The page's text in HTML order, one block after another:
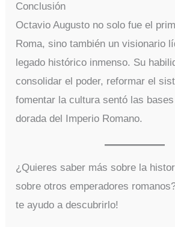
Conclusión
Octavio Augusto no solo fue el
Roma, sino también un visionario
legado histórico inmenso. Su
consolidar el poder, reformar el
fomentar la cultura sentó las
dorada del Imperio Romano.
¿Quieres saber más sobre la
sobre otros emperadores
te ayudo a descubrirlo!